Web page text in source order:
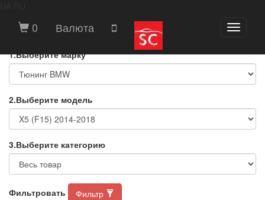
Toggle
0 Валюта
ВЫБЕРИТЕ МАРКУ И МОДЕЛЬ
АВТОМОБИЛЯ
1.Выберите марку
2.Выберите модель
3.Выберите категорию
Фильтровать Фильтр